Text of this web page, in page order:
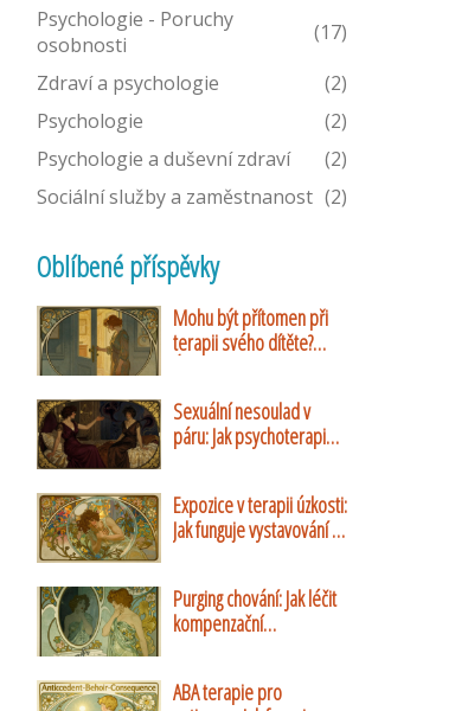
Psychologie - Poruchy
osobnosti
(17)
Zdraví a psychologie
(2)
Psychologie
(2)
Psychologie a duševní zdraví
(2)
Sociální služby a zaměstnanost (2)
Oblíbené příspěvky
Mohu být přítomen při
terapii svého dítěte?
psychoterapii
Sexuální nesoulad v
páru: Jak psychoterapie
Expozice v terapii úzkosti:
Jak funguje vystavování a
Purging chování: Jak léčit
kompenzační
ABA terapie pro